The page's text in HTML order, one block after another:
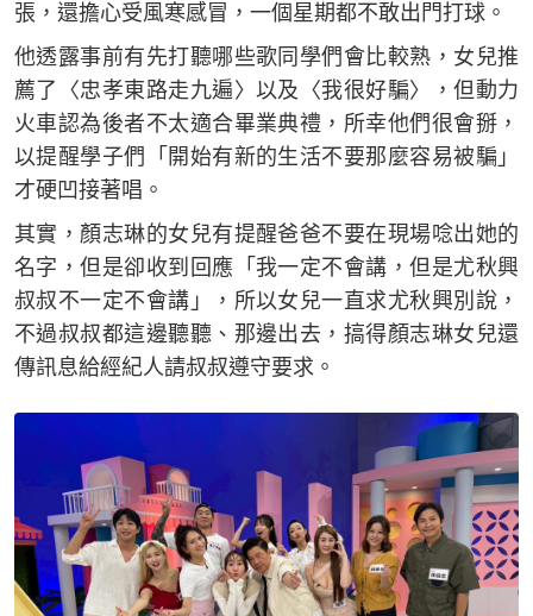
張，還擔心受風寒感冒，一個星期都不敢出門打球。
他透露事前有先打聽哪些歌同學們會比較熟，女兒推
薦了〈忠孝東路走九遍〉以及〈我很好騙〉，但動力
火車認為後者不太適合畢業典禮，所幸他們很會掰，
以提醒學子們「開始有新的生活不要那麼容易被騙」
才硬凹接著唱。
其實，顏志琳的女兒有提醒爸爸不要在現場唸出她的
名字，但是卻收到回應「我一定不會講，但是尤秋興
叔叔不一定不會講」，所以女兒一直求尤秋興別說，
不過叔叔都這邊聽聽、那邊出去，搞得顏志琳女兒還
傳訊息給經紀人請叔叔遵守要求。